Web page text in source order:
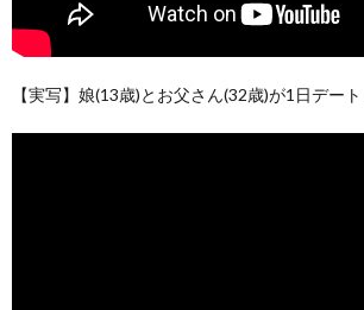
【実写】娘(13歳)とお父さん(32歳)が1日デー